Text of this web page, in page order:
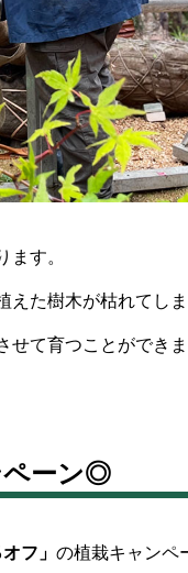
す。
えた樹木が枯れてし
せて育つことができ
ペーン◎
フ」 の植栽キャンペ